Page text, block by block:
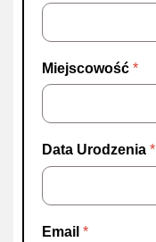
Miejscowość *
Data Urodzenia *
Email *